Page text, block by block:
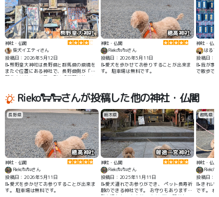
熊野皇大神社
神社・仏閣
柴犬イエティさん
投稿日：2026年5月12日
📝熊野皇大神社は長野県と群馬県の県境を
またぐ位置にある神社で、長野県側が「熊
野皇大神社」、群馬県側は「熊野神社」と
ます🐶🆗 境内では肉球手形やワンコおみく
じなどワンちゃん連れでも楽しめるおもて
なしがされています🐶🎶
穂高神社
神社・仏閣
Rieko🐑🐑さん
投稿日：2026年5月11日
📝愛犬を歩かせてお参りすることが出来ま
す。 駐車場は無料です。
神社・仏閣
はる
投稿日：
📝我が家
で散歩で
Rieko🐑🐑さんが投稿した他の神社・仏閣
長野県
穂高神社
神社・仏閣
Rieko🐑🐑さん
投稿日：2026年5月11日
📝愛犬を歩かせてお参りすることが出来ま
す。 駐車場は無料です。
栃木県
報徳二宮神社
神社・仏閣
Rieko🐑🐑さん
投稿日：2025年11月11日
📝愛犬連れでお参りができ、 ペット長寿祈
願のできる神社です。 お守りもあります。
群馬県
神社・仏閣
投稿日：
📝きれい
です。 わ